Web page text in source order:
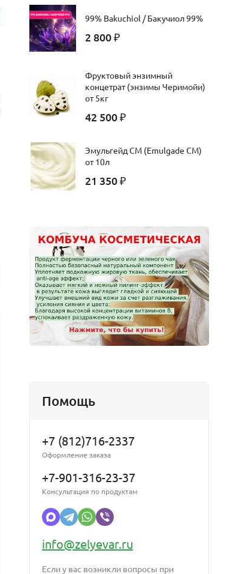
Oleosoft-4/Олеософт-4
растительных масел, разработанный для
интенсивного ухода за кожей и волосами.
99% Bakuchiol / Бакучиол 99%
2 800 ₽
Фруктовый энзимный
концетрат (энзимы Черимойи)
от 5кг
42 500 ₽
Эмульгейд СМ (Emulgade CM)
от 10л
21 350 ₽
Помощь
+7 (812)716-2337
Оформление заказа
+7-901-316-23-37
Консультация по продуктам
info@zelyevar.ru
Если у вас возникли вопросы при